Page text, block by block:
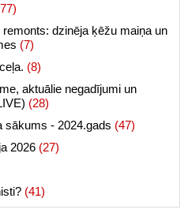
dzinēja ķēžu maiņa un
(7)
(8)
aktuālie negadījumi un
(28)
sākums - 2024.gads (47)
2026 (27)
(41)